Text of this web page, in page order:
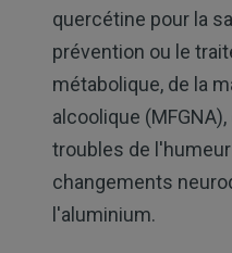
quercétine pour la
prévention ou le
métabolique, de la
alcoolique
troubles de
changements
l'aluminium.